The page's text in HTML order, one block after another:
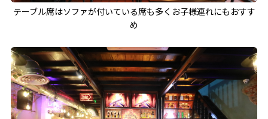
テーブル席はソファが付いている席も多くお子様連れにもおすす
め